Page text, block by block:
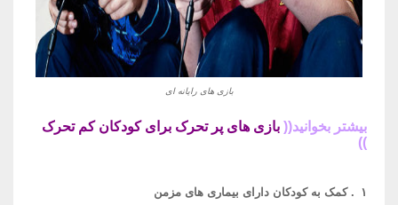
بازی های رایانه ای
بیشتر بخوانید(( بازی های پر تحرک برای کودکان کم تحرک
))
۱ .کمک به کودکان دارای بیماری های مزمن